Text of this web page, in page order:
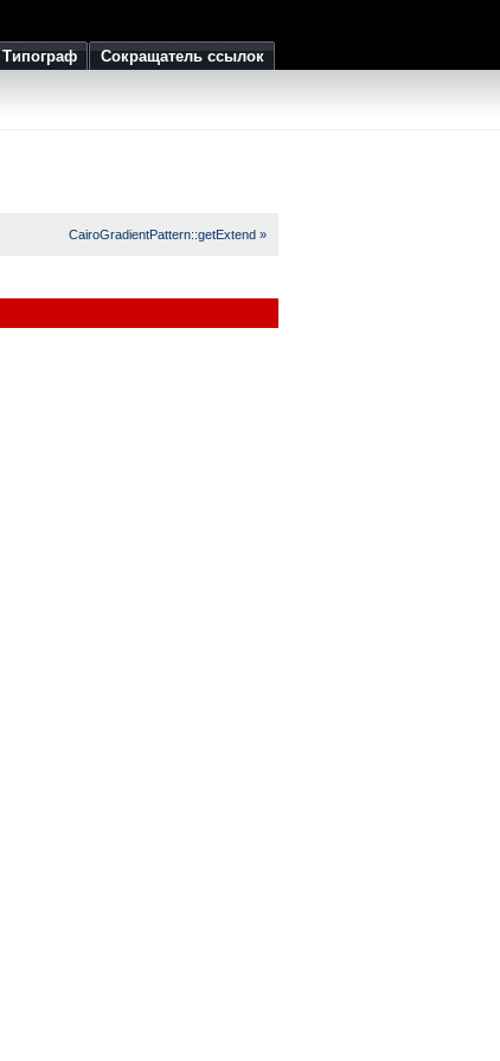
Типограф Сокращатель ссылок
CairoGradientPattern::getExtend »